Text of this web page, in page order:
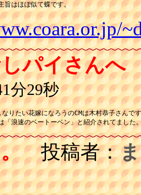
旨はほぼ似て蝶です。
パイさんへ
分29秒
りたい花嫁になろうのCMは木村恭子さんで
投稿者：